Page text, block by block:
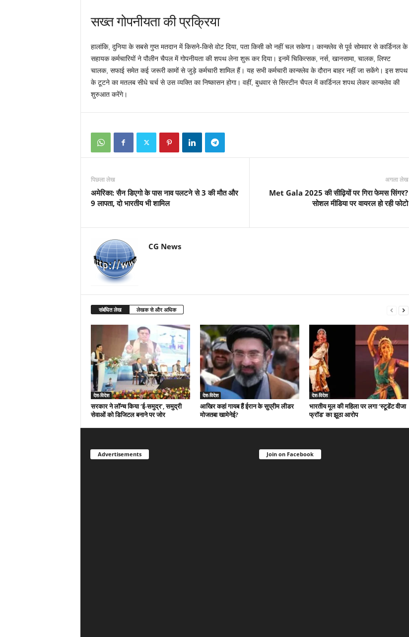
सख्त गोपनीयता की प्रक्रिया
हालांकि, दुनिया के सबसे गुप्त मतदान में किसने-किसे वोट दिया, पता किसी को नहीं चल सकेगा। कान्क्लेव से पूर्व सोमवार से कार्डिनल के
सहायक कर्मचारियों ने पौलीन चैपल में गोपनीयता की शपथ लेना शुरू कर दिया। इनमें चिकित्सक, नर्स, खानसामा, चालक, लिफ्ट
चालक, सफाई समेत कई जरूरी कामों से जुड़े कर्मचारी शामिल हैं। यह सभी कर्मचारी कान्क्लेव के दौरान बाहर नहीं जा सकेंगे। इस शपथ
के टूटने का मतलब सीधे चर्च से उस व्यक्ति का निष्कासन होगा। वहीं, बुधवार से सिस्टीन चैपल में कार्डिनल शपथ लेकर कान्क्लेव की
शुरुआत करेंगे।
पिछला लेख
अमेरिका: सैन डिएगो के पास नाव पलटने से 3 की मौत और
9 लापता, दो भारतीय भी शामिल
अगला लेख
Met Gala 2025 की सीढ़ियों पर गिरा फेमस सिंगर?
सोशल मीडिया पर वायरल हो रही फोटो
CG News
संबंधित लेख लेखक से और अधिक
देश-विदेश
सरकार ने लॉन्च किया ‘ई-समुद्र’, समुद्री
सेवाओं को डिजिटल बनाने पर जोर
देश-विदेश
आखिर कहां गायब हैं ईरान के सुप्रीम लीडर
मोजतबा खामेनेई?
देश-विदेश
भारतीय मूल की महिला पर लगा ‘स्टूडेंट वीजा
फ्रॉड’ का झूठा आरोप
Advertisements Join on Facebook